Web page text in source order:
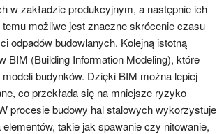
w zakładzie produkcyjnym, a następnie ich
możliwe jest znaczne skrócenie czasu
odpadów budowlanych. Kolejną istotną
BIM (Building Information Modeling), które
budynków. Dzięki BIM można lepiej
co przekłada się na mniejsze ryzyko
procesie budowy hal stalowych wykorzystuje
takie jak spawanie czy nitowanie,